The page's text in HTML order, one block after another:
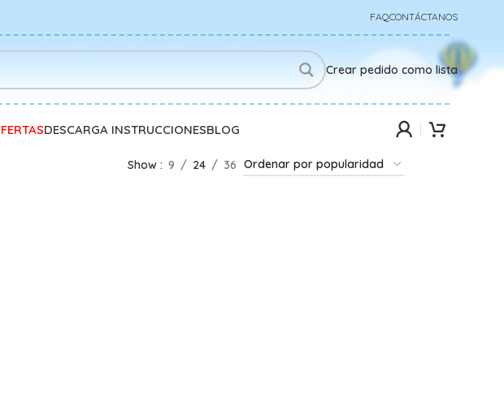
FAQCONTÁCTANOS
Crear pedido como lista
DESCARGA INSTRUCCIONESBLOG
Show 9 24 36